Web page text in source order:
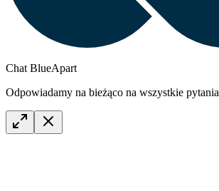
Chat BlueApart
Odpowiadamy na bieżąco na wszystkie pytania